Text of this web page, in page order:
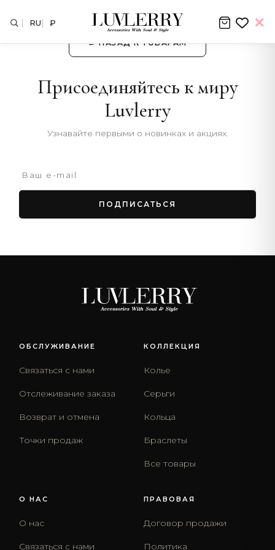
← НАЗАД К ТОВАРАМ
Присоединяйтесь к миру
Luvlerry
Узнавайте первыми о новинках и акциях.
ПОДПИСАТЬСЯ
ОБСЛУЖИВАНИЕ
Связаться с нами
Отслеживание заказа
Возврат и отмена
Точки продаж
КОЛЛЕКЦИЯ
Колье
Серьги
Кольца
Браслеты
Все товары
О НАС
О нас
Связаться с нами
ПРАВОВАЯ
Договор продажи
Политика
RU ₽